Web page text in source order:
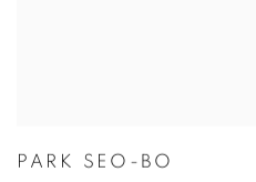
PARK SEO-BO